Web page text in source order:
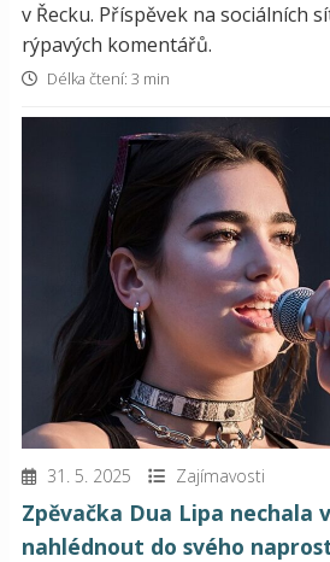
v Řecku. Příspěvek na sociálních
rýpavých komentářů.
Délka čtení: 3 min
31. 5. 2025 Zajímavosti
Zpěvačka Dua Lipa nechala
nahlédnout do svého